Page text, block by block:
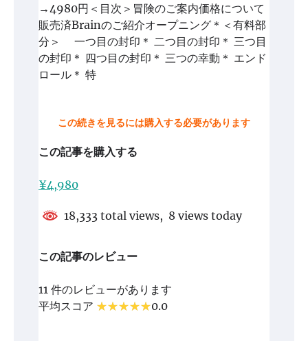
→4980円＜目次＞冒険のご案内価格について
販売済Brainのご紹介オープニング＊＜有料部
分＞ 一つ目の封印＊ 二つ目の封印＊ 三つ目
の封印＊ 四つ目の封印＊ 三つの幸動＊ エンド
ロール＊ 特
この続きを見るには購入する必要があります
この記事を購入する
¥4,980
18,333 total views, 8 views today
この記事のレビュー
11 件のレビューがあります
平均スコア
0.0